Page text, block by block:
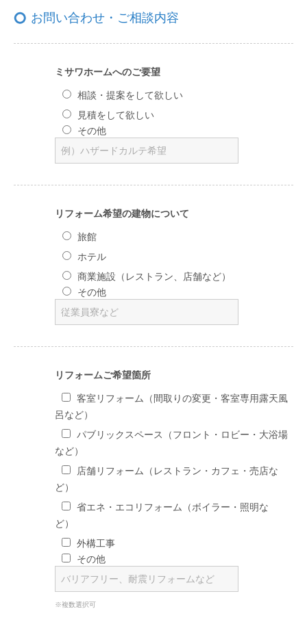
お問い合わせ・ご相談内容
ミサワホームへのご要望
相談・提案をして欲しい
見積をして欲しい
その他
リフォーム希望の建物について
旅館
ホテル
商業施設（レストラン、店舗など）
その他
リフォームご希望箇所
客室リフォーム（間取りの変更・客室専用露天風
呂など）
パブリックスペース（フロント・ロビー・大浴場
など）
店舗リフォーム（レストラン・カフェ・売店な
ど）
省エネ・エコリフォーム（ボイラー・照明な
ど）
外構工事
その他
※複数選択可